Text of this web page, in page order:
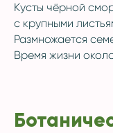
Кусты чёрной
с крупными
Размножается
Время жизни